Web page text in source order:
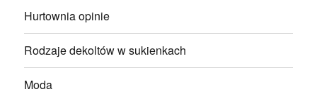
Hurtownia opinie
Rodzaje dekoltów w sukienkach
Moda